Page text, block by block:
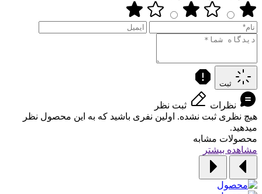
ثبت
نظرات
ثبت نظر
هیچ نظری ثبت نشده. اولین نفری باشید که به این محصول نظر
میدهید.
محصولات مشابه
مشاهده بیشتر